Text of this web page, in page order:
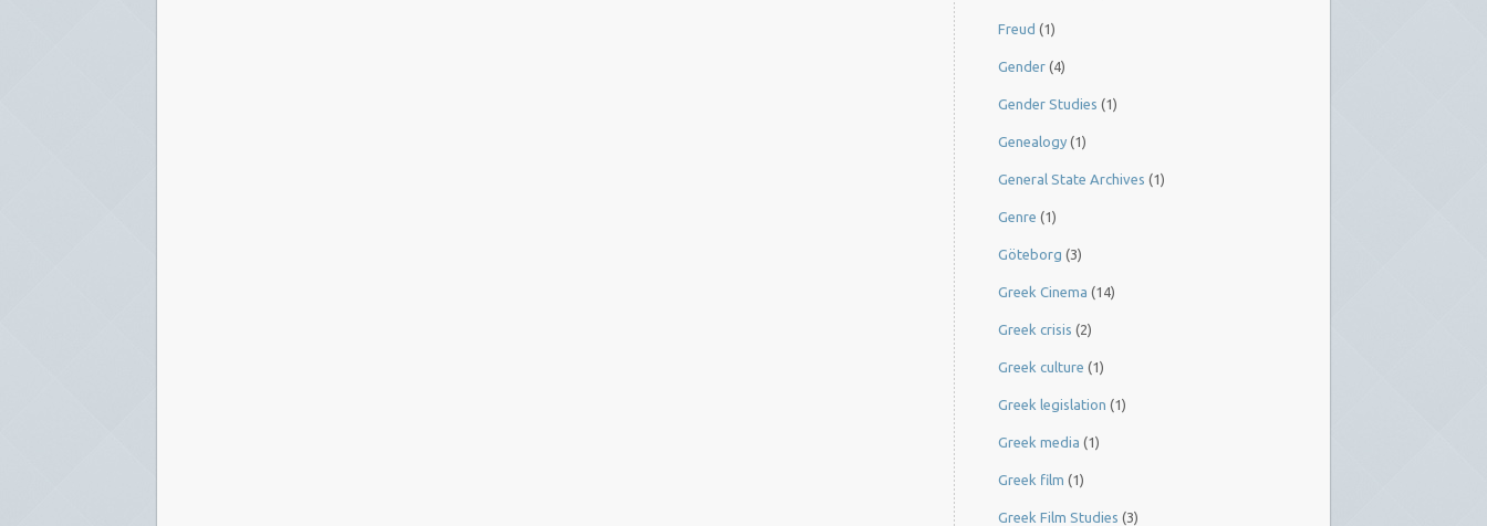
Freud (1)
Gender (4)
Gender Studies (1)
Genealogy (1)
General State Archives (1)
Genre (1)
Göteborg (3)
Greek Cinema (14)
Greek crisis (2)
Greek culture (1)
Greek legislation (1)
Greek media (1)
Greek film (1)
Greek Film Studies (3)